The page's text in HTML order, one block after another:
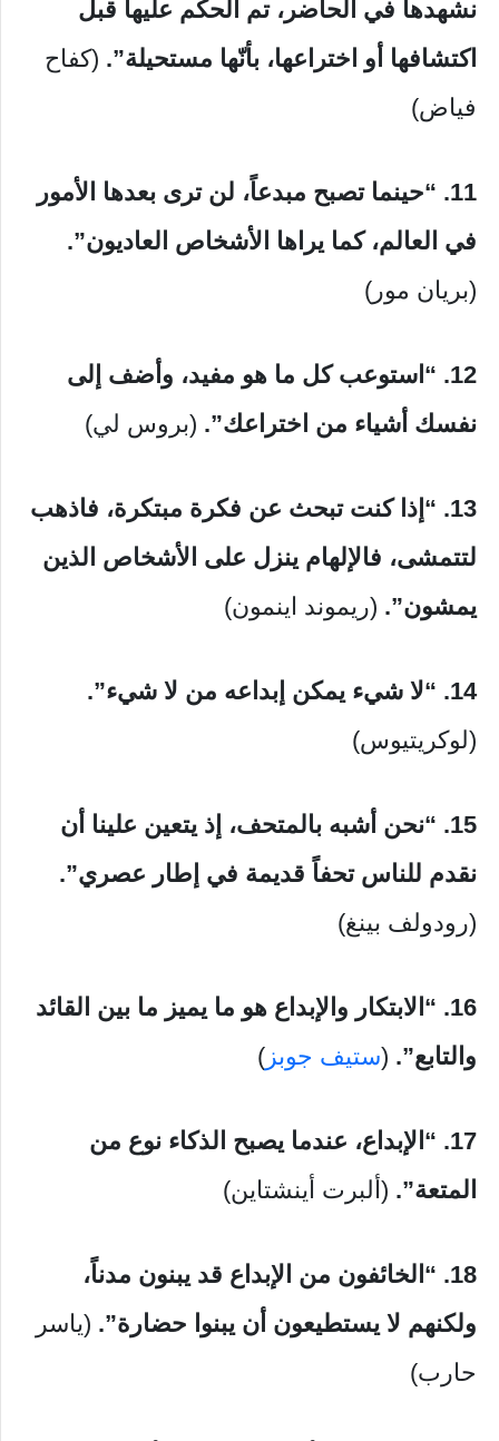
نشهدها في الحاضر، تم الحكم عليها قبل
اكتشافها أو اختراعها، بأنّها مستحيلة”. (كفاح
فياض)
11. “حينما تصبح مبدعاً، لن ترى بعدها الأمور
في العالم، كما يراها الأشخاص العاديون”.
(بريان مور)
12. “استوعب كل ما هو مفيد، وأضف إلى
نفسك أشياء من اختراعك”. (بروس لي)
13. “إذا كنت تبحث عن فكرة مبتكرة، فاذهب
لتتمشى، فالإلهام ينزل على الأشخاص الذين
يمشون”. (ريموند اينمون)
14. “لا شيء يمكن إبداعه من لا شيء”.
(لوكريتيوس)
15. “نحن أشبه بالمتحف، إذ يتعين علينا أن
نقدم للناس تحفاً قديمة في إطار عصري”.
(رودولف بينغ)
16. “الابتكار والإبداع هو ما يميز ما بين القائد
والتابع”. (ستيف جوبز )
17. “الإبداع، عندما يصبح الذكاء نوع من
المتعة”. (ألبرت أينشتاين)
18. “الخائفون من الإبداع قد يبنون مدناً،
ولكنهم لا يستطيعون أن يبنوا حضارة”. (ياسر
حارب)